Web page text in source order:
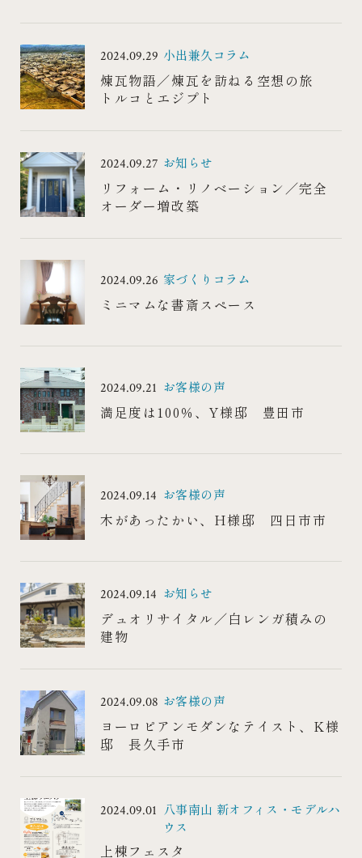
WHITE BRICK
白レンガの家 会社概要
WORKS
施工事例 採用情報
2024.09.29 小出兼久コラム
煉瓦物語／煉瓦を訪ねる空想の旅
トルコとエジプト
2024.09.27 お知らせ
リフォーム・リノベーション／完全
オーダー増改築
2024.09.26 家づくりコラム
ミニマムな書斎スペース
2024.09.21 お客様の声
満足度は100％、Y様邸 豊田市
2024.09.14 お客様の声
木があったかい、H様邸 四日市市
2024.09.14 お知らせ
デュオリサイタル／白レンガ積みの
建物
2024.09.08 お客様の声
ヨーロピアンモダンなテイスト、K様
邸 長久手市
2024.09.01 八事南山 新オフィス・モデルハ
ウス
上棟フェスタ